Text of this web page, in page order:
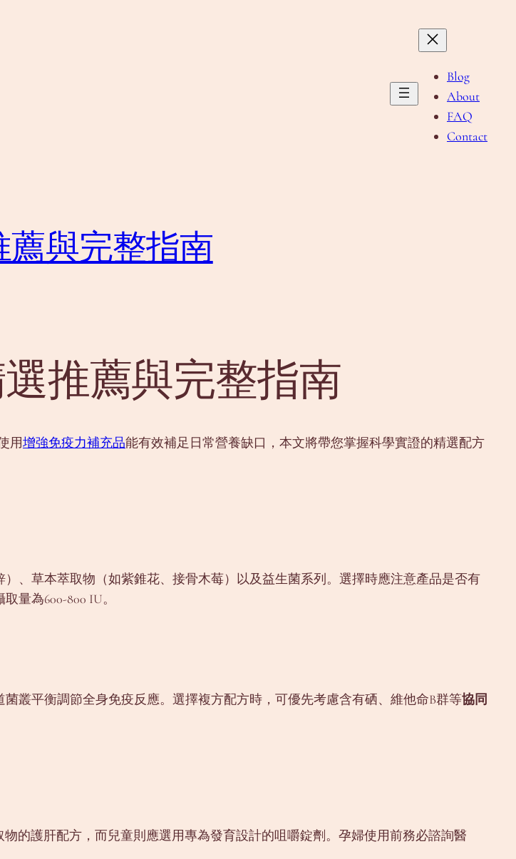
Blog
About
FAQ
Contact
與完整指南
推薦與完整指南
用增強免疫力補充品能有效補足日常營養缺口，本文將帶您掌握科學實證的精選配方
、草本萃取物（如紫錐花、接骨木莓）以及益生菌系列。選擇時應注意產品是否有
量為600-800 IU。
叢平衡調節全身免疫反應。選擇複方配方時，可優先考慮含有硒、維他命B群等協同
的護肝配方，而兒童則應選用專為發育設計的咀嚼錠劑。孕婦使用前務必諮詢醫